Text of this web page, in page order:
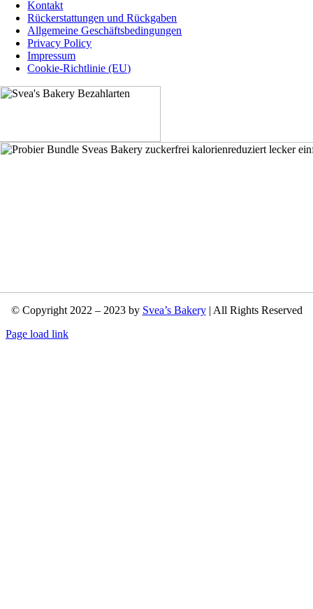
Kontakt
Rückerstattungen und Rückgaben
Allgemeine Geschäftsbedingungen
Privacy Policy
Impressum
Cookie-Richtlinie (EU)
© Copyright 2022 – 2023 by Svea’s Bakery| All Rights Reserved
Page load link